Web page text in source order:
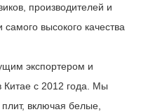
производителей и
высокого качества
экспортером и
Китае с 2012 года. Мы
включая белые,